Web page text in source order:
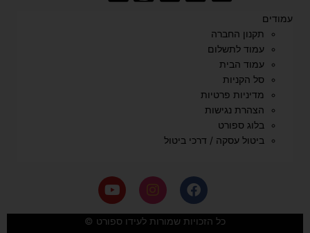
עמודים
תקנון החברה
עמוד לתשלום
עמוד הבית
סל הקניות
מדיניות פרטיות
הצהרת נגישות
בלוג ספורט
ביטול עסקה / דרכי ביטול
F
a
c
e
I
n
s
t
Y
o
u
t
כל הזכויות שמורות לעידו ספורט ©